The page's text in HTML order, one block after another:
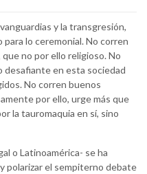
y la transgresión,
lo ceremonial. No corren
no por ello religioso. No
desafiante en esta sociedad
No corren buenos
por ello, urge más que
la tauromaquia en sí, sino
o Latinoamérica- se ha
polarizar el sempiterno debate